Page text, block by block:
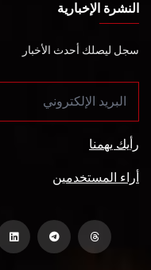
النشرة الإخبارية
سجل ليصلك أحدث الأخبار
رأيك يهمنا
أراء المستخدمين